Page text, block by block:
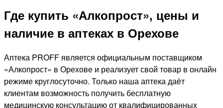
Где купить «Алкопрост», цены и
наличие в аптеках в Орехове
Аптека PROFF является официальным поставщиком
«Алкопрост» в Орехове и реализует свой товар в онлайн
режиме круглосуточно. Только наша аптека даёт
клиентам возможность получить бесплатную
медицинскую консультацию от квалифицированных